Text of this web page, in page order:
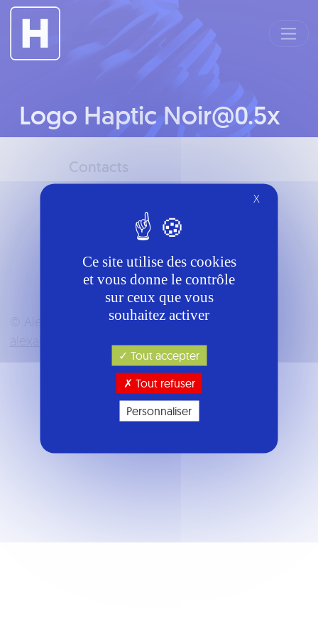
Logo Haptic Noir@0.5x
Contacts
rf.duangreverdnaxela@tcatnoc
© Alexandre Vergnaud |Designed with
Panneau de gestion des cookies
X
Ce site utilise des cookies
et vous donne le contrôle
sur ceux que vous
souhaitez activer
Tout accepter
Tout refuser
Personnaliser